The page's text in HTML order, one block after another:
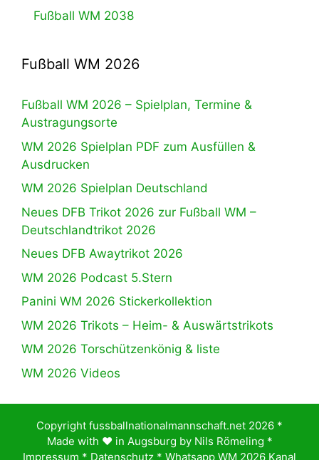
Fußball WM 2038
Fußball WM 2026
Fußball WM 2026 – Spielplan, Termine &
Austragungsorte
WM 2026 Spielplan PDF zum Ausfüllen &
Ausdrucken
WM 2026 Spielplan Deutschland
Neues DFB Trikot 2026 zur Fußball WM –
Deutschlandtrikot 2026
Neues DFB Awaytrikot 2026
WM 2026 Podcast 5.Stern
Panini WM 2026 Stickerkollektion
WM 2026 Trikots – Heim- & Auswärtstrikots
WM 2026 Torschützenkönig & liste
WM 2026 Videos
Copyright fussballnationalmannschaft.net 2026 *
Made with ♥️ in Augsburg by Nils Römeling *
Impressum * Datenschutz * Whatsapp WM 2026 Kanal